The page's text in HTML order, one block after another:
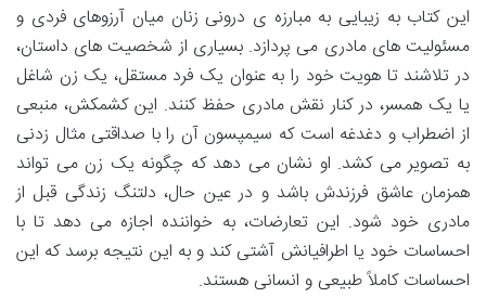
این کتاب به زیبایی به مبارزه ی درونی زنان میان آرزوهای فردی و
مسئولیت های مادری می پردازد. بسیاری از شخصیت های داستان،
در تلاشند تا هویت خود را به عنوان یک فرد مستقل، یک زن شاغل
یا یک همسر، در کنار نقش مادری حفظ کنند. این کشمکش، منبعی
از اضطراب و دغدغه است که سیمپسون آن را با صداقتی مثال زدنی
به تصویر می کشد. او نشان می دهد که چگونه یک زن می تواند
همزمان عاشق فرزندش باشد و در عین حال، دلتنگ زندگی قبل از
مادری خود شود. این تعارضات، به خواننده اجازه می دهد تا با
احساسات خود یا اطرافیانش آشتی کند و به این نتیجه برسد که این
احساسات کاملاً طبیعی و انسانی هستند.